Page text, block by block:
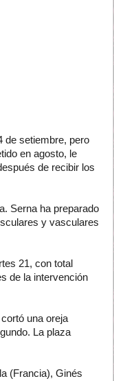
de setiembre, pero
en agosto, le
de recibir los
Serna ha preparado
y vasculares
21, con total
de la intervención
una oreja
La plaza
(Francia), Ginés